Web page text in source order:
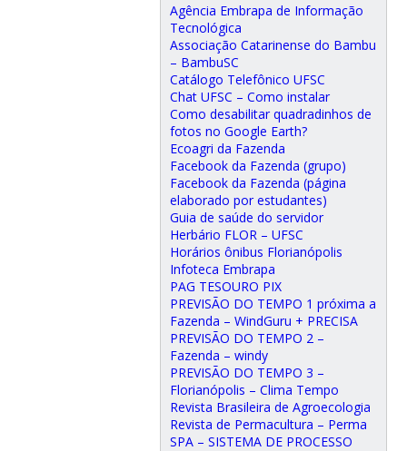
Agência Embrapa de Informação
Tecnológica
Associação Catarinense do Bambu
– BambuSC
Catálogo Telefônico UFSC
Chat UFSC – Como instalar
Como desabilitar quadradinhos de
fotos no Google Earth?
Ecoagri da Fazenda
Facebook da Fazenda (grupo)
Facebook da Fazenda (página
elaborado por estudantes)
Guia de saúde do servidor
Herbário FLOR – UFSC
Horários ônibus Florianópolis
Infoteca Embrapa
PAG TESOURO PIX
PREVISÃO DO TEMPO 1 próxima a
Fazenda – WindGuru + PRECISA
PREVISÃO DO TEMPO 2 –
Fazenda – windy
PREVISÃO DO TEMPO 3 –
Florianópolis – Clima Tempo
Revista Brasileira de Agroecologia
Revista de Permacultura – Perma
SPA – SISTEMA DE PROCESSO